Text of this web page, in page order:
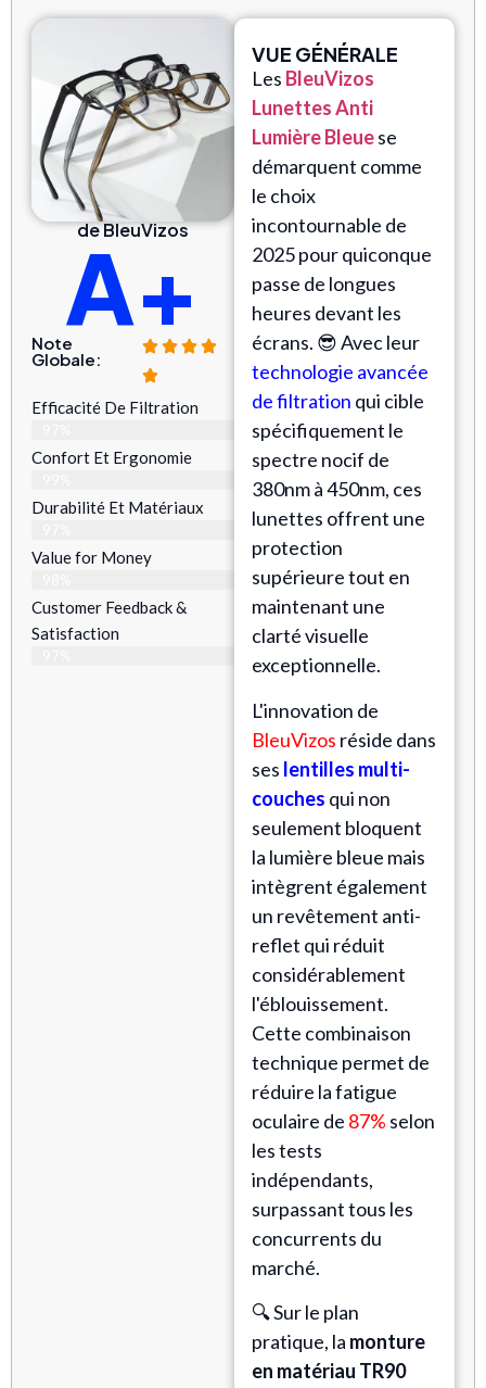
de BleuVizos
A+
Note
Globale:
Efficacité De Filtration
Confort Et Ergonomie
Durabilité Et Matériaux
Value for Money
Customer Feedback &
Satisfaction​
VUE GÉNÉRALE
Les BleuVizos
Lunettes Anti
Lumière Bleuese
démarquent comme
le choix
incontournable de
2025 pour quiconque
passe de longues
heures devant les
écrans. 😎 Avec leur
technologie avancée
de filtration qui cible
spécifiquement le
spectre nocif de
380nm à 450nm, ces
lunettes offrent une
protection
supérieure tout en
maintenant une
clarté visuelle
exceptionnelle.
L'innovation de
BleuVizos réside dans
ses lentilles multi-
couches qui non
seulement bloquent
la lumière bleue mais
intègrent également
un revêtement anti-
reflet qui réduit
considérablement
l'éblouissement.
Cette combinaison
technique permet de
réduire la fatigue
oculaire de 87% selon
les tests
indépendants,
surpassant tous les
concurrents du
marché.
🔍 Sur le plan
pratique, la monture
en matériau TR90